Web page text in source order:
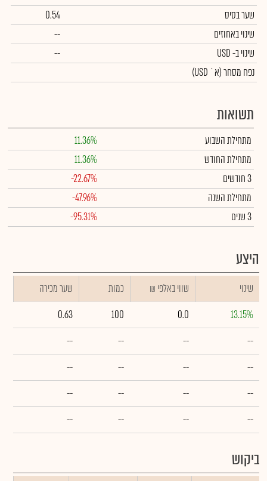
שער בסיס
0.54
שינוי באחוזים
--
שינויב- USD
--
נפח מסחר(א` USD)
תשואות
מתחילת השבוע
11.36%
מתחילת החודש
11.36%
3 חודשים
-22.67%
מתחילת השנה
-47.96%
3 שנים
-95.31%
היצע
שינוי ₪ שווי באלפי כמות
שער מכירה
13.15%
0.0
100
0.63
--
--
--
--
--
--
--
--
--
--
--
--
--
--
--
--
ביקוש